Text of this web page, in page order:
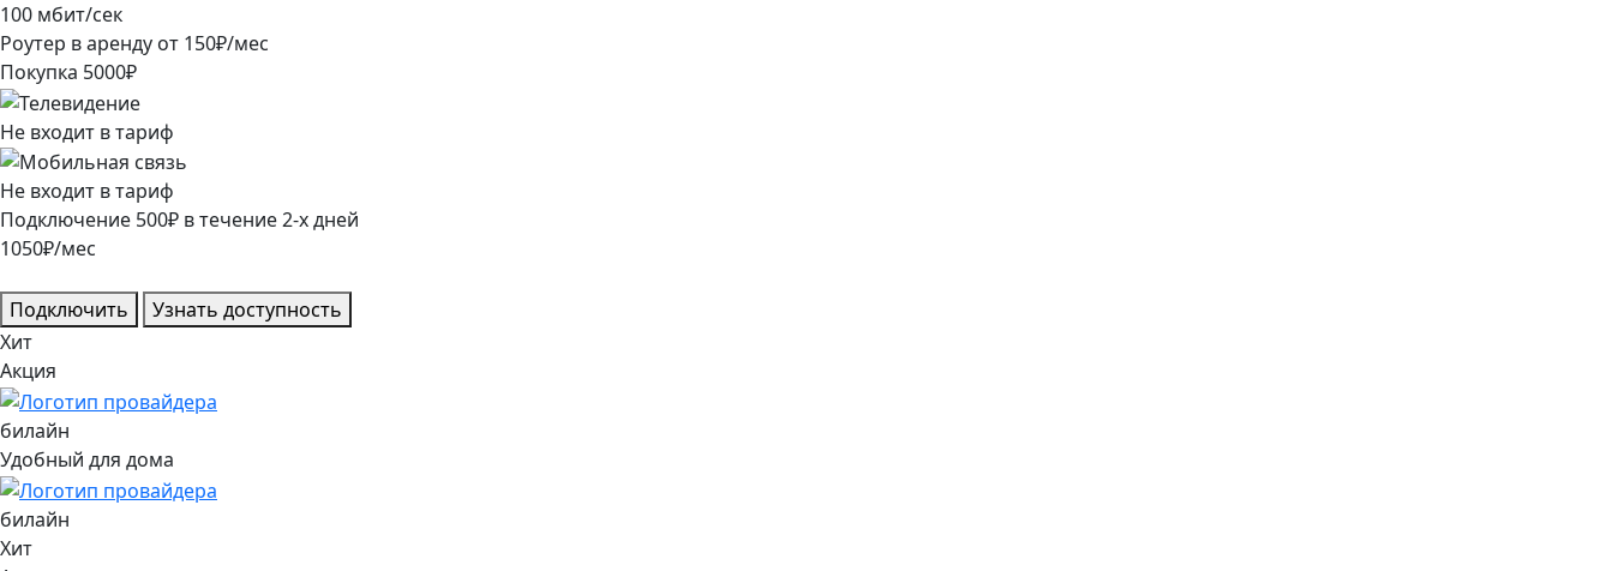
100 мбит/сек
Роутер в аренду от 150₽/мес
Покупка 5000₽
Не входит в тариф
Не входит в тариф
Подключение 500₽ в течение2-х дней
1050₽/мес
Подключить
Узнать доступность
Хит
Акция
билайн
Удобный для дома
билайн
Хит